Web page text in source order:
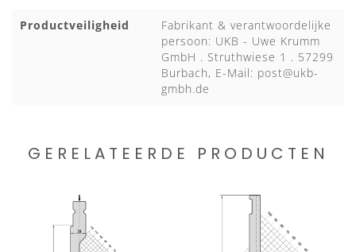
Productveiligheid
Fabrikant & verantwoordelijke
persoon: UKB - Uwe Krumm
GmbH . Struthwiese 1 . 57299
Burbach, E-Mail: post@ukb-
gmbh.de
GERELATEERDE PRODUCTEN